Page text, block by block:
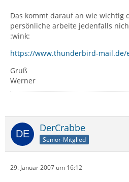
Das kommt darauf an wie wichtig
persönliche arbeite jedenfalls
:wink:
https://www.thunderbird-mail.de/
Gruß
Werner
DerCrabbe
Senior-Mitglied
29. Januar 2007 um 16:12